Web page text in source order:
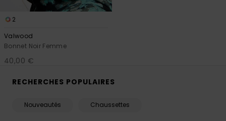
2
Valwood
Bonnet Noir Femme
40,00 €
RECHERCHES POPULAIRES
Nouveautés Chaussettes